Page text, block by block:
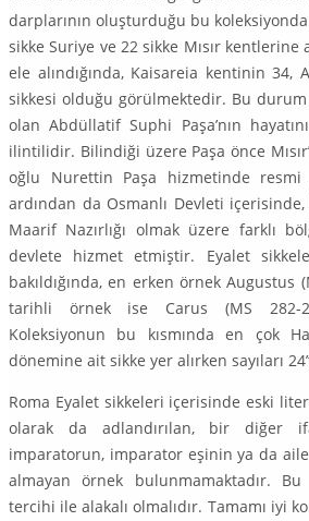
darpları­nın oluşturduğu bu
sikke Suriye ve 22 sikke Mısır
ele alındığında, Kaisareia kenti­nin 34,
sikkesi olduğu görülmektedir. Bu
olan Abdüllatif Suphi Paşa’nın
ilintilidir. Bilindiği üzere Paşa önce
oğlu Nurettin Paşa hizmetinde resmi
ardından da Os­man­lı Devleti
Maarif Nazırlığı olmak üzere farklı
devlete hizmet etmiştir. Eyalet
bakıldığında, en erken örnek Augustus
tarihli örnek ise Carus (MS 282-
Koleksiyonun bu kısmında en çok
dönemine ait sikke yer alırken sayı­ları
Roma Eyalet sikkeleri içerisinde eski
olarak da adlandırılan, bir diğer
imparatorun, imparator eşinin ya da
almayan örnek bulunmamaktadır.
tercihi ile alakalı olmalıdır. Tamamı iyi